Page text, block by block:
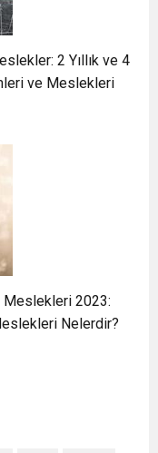
2 Yıllık ve 4
ve Meslekleri
Meslekleri 2023:
Nelerdir?